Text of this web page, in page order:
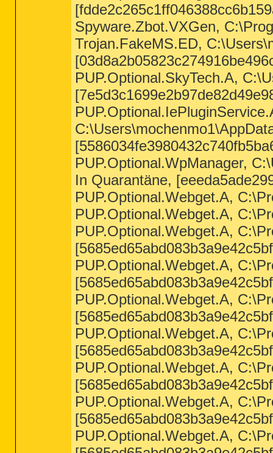
Spyware.Zbot.VXGen,
Trojan.FakeMS.ED,
PUP.Optional.SkyTech.A,
PUP.Optional.WpManager,
In Quarantäne,
PUP.Optional.Webget.A,
PUP.Optional.Webget.A,
PUP.Optional.Webget.A,
PUP.Optional.Webget.A,
PUP.Optional.Webget.A,
PUP.Optional.Webget.A,
PUP.Optional.Webget.A,
PUP.Optional.Webget.A,
PUP.Optional.Webget.A,